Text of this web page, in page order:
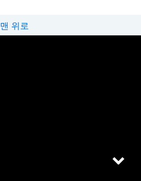
맨 위로